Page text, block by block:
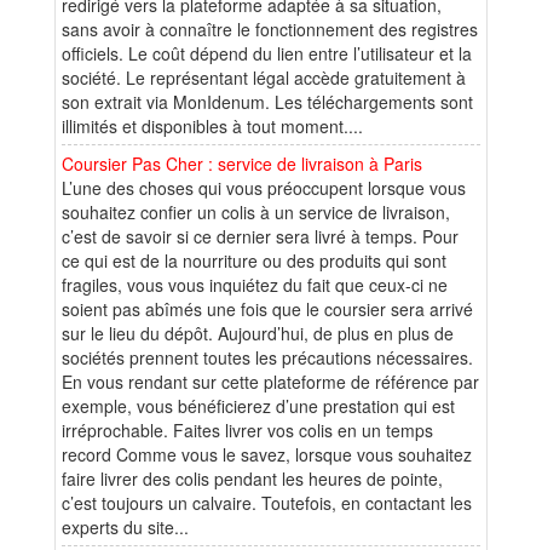
sans avoir à connaître le fonctionnement des registres
officiels. Le coût dépend du lien entre l’utilisateur et la
société. Le représentant légal accède gratuitement à
son extrait via MonIdenum. Les téléchargements sont
illimités et disponibles à tout moment....
Coursier Pas Cher : service de livraison à Paris
L’une des choses qui vous préoccupent lorsque vous
souhaitez confier un colis à un service de livraison,
c’est de savoir si ce dernier sera livré à temps. Pour
ce qui est de la nourriture ou des produits qui sont
fragiles, vous vous inquiétez du fait que ceux-ci ne
soient pas abîmés une fois que le coursier sera arrivé
sur le lieu du dépôt. Aujourd’hui, de plus en plus de
sociétés prennent toutes les précautions nécessaires.
En vous rendant sur cette plateforme de référence par
exemple, vous bénéficierez d’une prestation qui est
irréprochable. Faites livrer vos colis en un temps
record Comme vous le savez, lorsque vous souhaitez
faire livrer des colis pendant les heures de pointe,
c’est toujours un calvaire. Toutefois, en contactant les
experts du site...